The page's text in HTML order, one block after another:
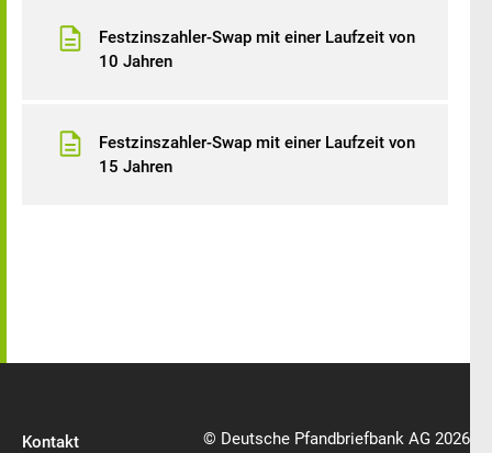
Festzinszahler-Swap mit einer Laufzeit von
10 Jahren
Festzinszahler-Swap mit einer Laufzeit von
15 Jahren
Kontakt © Deutsche Pfandbriefbank AG 2026